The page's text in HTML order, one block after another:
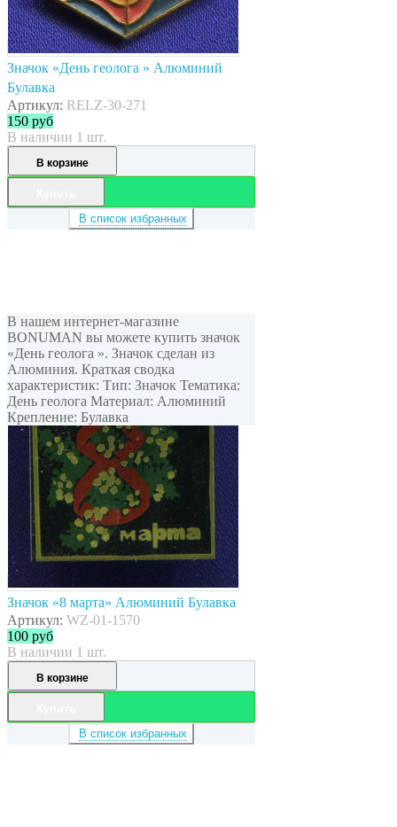
Значок «День геолога » Алюминий
Булавка
Артикул: RELZ-30-271
150 руб
В наличии 1 шт.
В корзине
В список избранных
В нашем интернет-магазине
BONUMAN вы можете купить значок
«День геолога ». Значок сделан из
Алюминия. Краткая сводка
характеристик: Тип: Значок Тематика:
День геолога Материал: Алюминий
Крепление: Булавка
Значок «8 марта» Алюминий Булавка
Артикул: WZ-01-1570
100 руб
В наличии 1 шт.
В корзине
В список избранных